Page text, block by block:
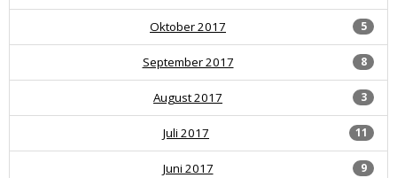
5
Oktober 2017
8
September 2017
3
August 2017
11
Juli 2017
9
Juni 2017